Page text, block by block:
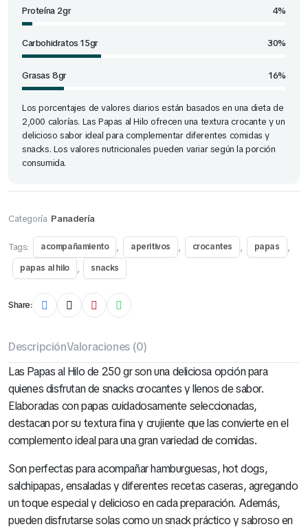
Proteína 2gr 4%
Carbohidratos 15gr 30%
Grasas 8gr 16%
Los porcentajes de valores diarios están basados en una dieta de
2,000 calorías. Las Papas al Hilo ofrecen una textura crocante y un
delicioso sabor ideal para complementar diferentes comidas y
snacks. Los valores nutricionales pueden variar según la porción
consumida.
Categoría Panadería
Tags: acompañamiento , aperitivos , crocantes , papas ,
papas al hilo , snacks
Share:
DescripciónValoraciones (0)
Las Papas al Hilo de 250 gr son una deliciosa opción para
quienes disfrutan de snacks crocantes y llenos de sabor.
Elaboradas con papas cuidadosamente seleccionadas,
destacan por su textura fina y crujiente que las convierte en el
complemento ideal para una gran variedad de comidas.
Son perfectas para acompañar hamburguesas, hot dogs,
salchipapas, ensaladas y diferentes recetas caseras, agregando
un toque especial y delicioso en cada preparación. Además,
pueden disfrutarse solas como un snack práctico y sabroso en